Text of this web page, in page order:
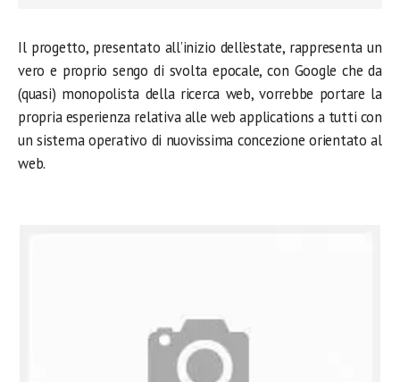
Il progetto, presentato all’inizio dell’estate, rappresenta un
vero e proprio sengo di svolta epocale, con Google che da
(quasi) monopolista della ricerca web, vorrebbe portare la
propria esperienza relativa alle web applications a tutti con
un sistema operativo di nuovissima concezione orientato al
web.